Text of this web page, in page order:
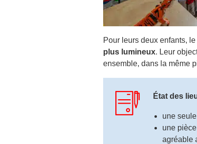
Pour leurs deux enfants,
plus lumineux. Leur
ensemble, dans la même
État des
une
une
agréable